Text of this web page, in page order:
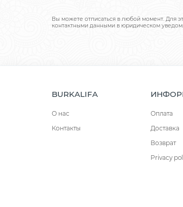
Вы можете отписаться в любой момент. Для
контактными данными в юридическом
BURKALIFA
О нас
Контакты
Оплата
Доставка
Возврат
Privacy